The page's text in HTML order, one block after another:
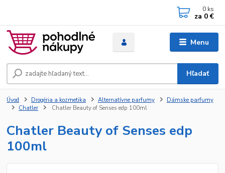
Menu
Hľadať
0 ks
za 0 €
Úvod Drogéria a kozmetika Alternatívne parfumy
Dámske parfumy
Chatler
Chatler Beauty of Senses edp 100ml
Chatler Beauty of Senses edp
100ml